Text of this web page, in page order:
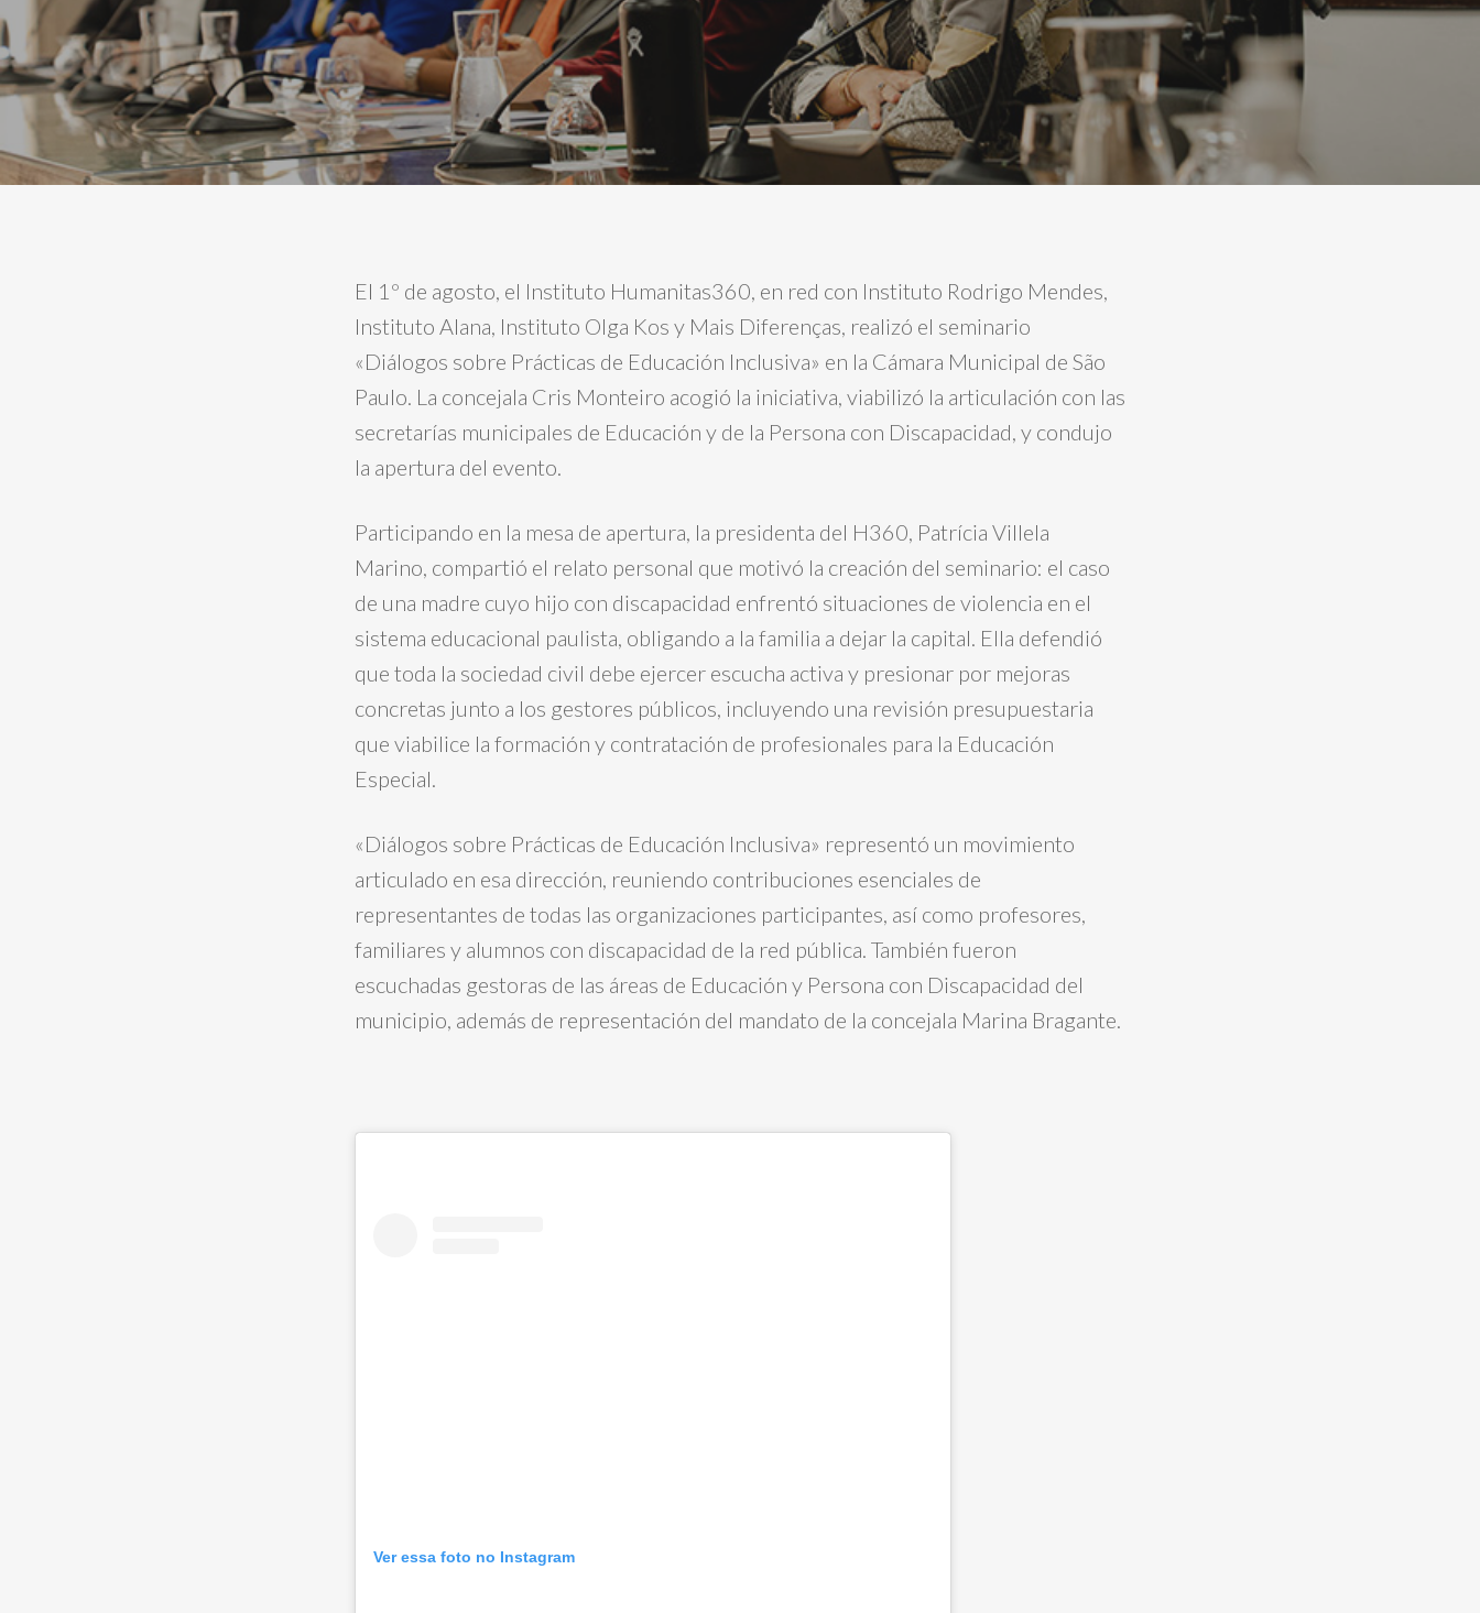
El 1º de agosto, el Instituto Humanitas360, en red con Instituto Rodrigo Mendes,
Instituto Alana, Instituto Olga Kos y Mais Diferenças, realizó el seminario
«Diálogos sobre Prácticas de Educación Inclusiva» en la Cámara Municipal de São
Paulo. La concejala Cris Monteiro acogió la iniciativa, viabilizó la articulación con las
secretarías municipales de Educación y de la Persona con Discapacidad, y condujo
la apertura del evento.
Participando en la mesa de apertura, la presidenta del H360, Patrícia Villela
Marino, compartió el relato personal que motivó la creación del seminario: el caso
de una madre cuyo hijo con discapacidad enfrentó situaciones de violencia en el
sistema educacional paulista, obligando a la familia a dejar la capital. Ella defendió
que toda la sociedad civil debe ejercer escucha activa y presionar por mejoras
concretas junto a los gestores públicos, incluyendo una revisión presupuestaria
que viabilice la formación y contratación de profesionales para la Educación
Especial.
«Diálogos sobre Prácticas de Educación Inclusiva» representó un movimiento
articulado en esa dirección, reuniendo contribuciones esenciales de
representantes de todas las organizaciones participantes, así como profesores,
familiares y alumnos con discapacidad de la red pública. También fueron
escuchadas gestoras de las áreas de Educación y Persona con Discapacidad del
municipio, además de representación del mandato de la concejala Marina Bragante.
Ver essa foto no Instagram